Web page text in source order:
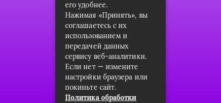
2022 © plasttrubkomplekt.ru
Карта сайта
Контакты
О проекте
Пользовательское соглашение
Архив
его удобнее.
Нажимая «Принять», вы
соглашаетесь с их
использованием и
передачей данных
сервису веб-аналитики.
Если нет — измените
настройки браузера или
покиньте сайт.
Политика обработки